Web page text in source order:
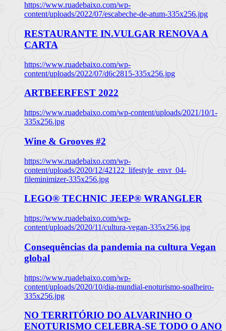
https://www.ruadebaixo.com/wp-
content/uploads/2022/07/escabeche-de-atum-335x256.jpg
RESTAURANTE IN.VULGAR RENOVA A
CARTA
https://www.ruadebaixo.com/wp-
content/uploads/2022/07/d6c2815-335x256.jpg
ARTBEERFEST 2022
https://www.ruadebaixo.com/wp-content/uploads/2021/10/1-
335x256.jpg
Wine & Grooves #2
https://www.ruadebaixo.com/wp-
content/uploads/2020/12/42122_lifestyle_envr_04-
fileminimizer-335x256.jpg
LEGO® TECHNIC JEEP® WRANGLER
https://www.ruadebaixo.com/wp-
content/uploads/2020/11/cultura-vegan-335x256.jpg
Consequências da pandemia na cultura Vegan
global
https://www.ruadebaixo.com/wp-
content/uploads/2020/10/dia-mundial-enoturismo-soalheiro-
335x256.jpg
NO TERRITÓRIO DO ALVARINHO O
ENOTURISMO CELEBRA-SE TODO O ANO